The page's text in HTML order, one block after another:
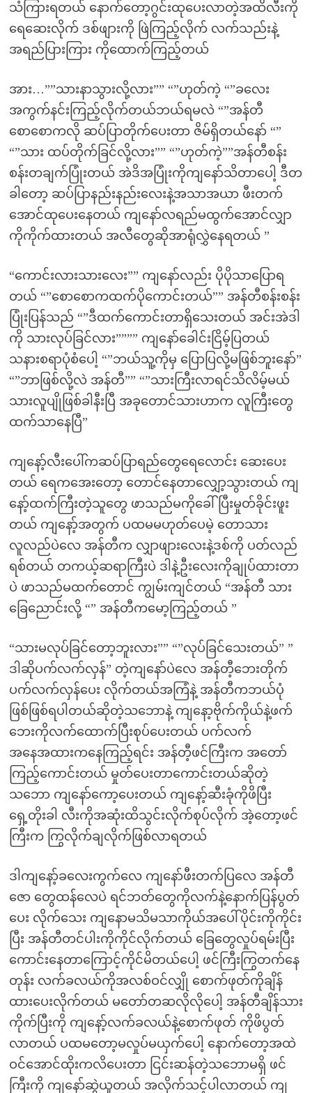
သံကြားရတယ် နောက်တော့ဂွင်းထုပေးလာတဲ့အထိလီးကို
ရေဆေးလိုက် ဒစ်ဖျားကို ဖြဲကြည့်လိုက် လက်သည်းနဲ့
အရည်ပြားကြား ကိုထောက်ကြည့်တယ်
အား…””သားနာသွားလို့လား”” “”ဟုတ်ကဲ့ “”ခလေး
အကွက်နင်းကြည့်လိုက်တယ်ဘယ်ရမလဲ “”အန်တီ
စောစောကလို ဆပ်ပြာတိုက်ပေးတာ ဇိမ်ရှိတယ်နော် “”
“”သား ထပ်တိုက်ခြင်လို့လား”” “”ဟုတ်ကဲ့””အန်တီစန်း
စန်းတချက်ပြုံးတယ် အဲဒိအပြုံးကိုကျနော်သိတာပေါ့ ဒီတ
ခါတော့ ဆပ်ပြာနည်းနည်းလေးနဲ့အသာအယာ ဖီးတက်
အောင်ထုပေးနေတယ် ကျနော်လရည်မထွက်အောင်လျှာ
ကိုကိုက်ထားတယ် အလီတွေဆိုအာရုံလွှဲနေရတယ် ”
“ကောင်းလားသားလေး”” ကျနော်လည်း ပိုပိုသာပြောရ
တယ် “”စောစောကထက်ပိုကောင်းတယ်”” အန်တီစန်းစန်း
ပြုံးပြန်သည် “”ဒီထက်ကောင်းတာရှိသေးတယ် အင်းအဲဒါ
ကို သားလုပ်ခြင်လား”””” ကျနော်ခေါင်းငြိမ့်ပြတယ်
သနားစရာပုံစံပေါ့ “”ဘယ်သူ့ကိုမှ ပြောပြလို့မဖြစ်ဘူးနော်”
“”ဘာဖြစ်လို့လဲ အန်တီ”” “”သားကြီးလာရင်သိလိမ့်မယ်
သားလူပျိုဖြစ်ခါနီးပြီ အခုတောင်သားဟာက လူကြီးတွေ
ထက်သာနေပြီ”
ကျနော့်လီးပေါ်ကဆပ်ပြာရည်တွေရေလောင်း ဆေးပေး
တယ် ရေကအေးတော့ တောင်နေတာလျှော့သွားတယ် ကျ
နော့်ထက်ကြီးတဲ့သူတွေ ဖာသည်မကိုခေါ်ပြီးမှုတ်ခိုင်းဖူး
တယ် ကျနော့်အတွက် ပထမမဟုတ်ပေမဲ့ တောသား
လူလည်ပဲလေ အန်တီက လျှာဖျားလေးနဲ့ဒစ်ကို ပတ်လည်
ရစ်တယ် တကယ့်ဆရာကြီးပဲ ဒါနဲ့ဦးလေးကိုချုပ်ထားတာ
ပဲ ဖာသည်မထက်တောင် ကျွမ်းကျင်တယ် “အန်တီ သား
ခြေညောင်းလို့ “” အန်တီကမော့ကြည့်တယ် ”
“သားမလုပ်ခြင်တော့ဘူးလား”” “”လုပ်ခြင်သေးတယ်” ”
ဒါဆိုပက်လက်လှန်” တဲ့ကျနော်ပဲလေ အန်တီ့ဘေးတိုက်
ပက်လက်လှန်ပေး လိုက်တယ်အကြံနဲ့ အန်တီကဘယ်ပုံ
ဖြစ်ဖြစ်ရပါတယ်ဆိုတဲ့သဘောနဲ့ ကျနော့ဗိုက်ကိုယ်နဲ့ဖက်
ဘေးကိုလက်ထောက်ပြီးစုပ်ပေးတယ် ပက်လက်
အနေအထားကနေကြည့်ရင်း အန်တီ့ဖင်ကြီးက အတော်
ကြည့်ကောင်းတယ် မှုတ်ပေးတာကောင်းတယ်ဆိုတဲ့
သဘော ကျနော်ကော့ပေးတယ် ကျနော့်ဆီးခုံကိုဖိပြီး
ရှေ့တိုးခါ လီးကိုအဆုံးထိသွင်းလိုက်စုပ်လိုက် အဲ့တော့ဖင်
ကြီးက ကြွလိုက်ချလိုက်ဖြစ်လာရတယ်
ဒါကျနော့်ခလေးကွက်လေ ကျနော်ဖီးတက်ပြလေ အန်တီ
ဇော တွေထန်လေပဲ ရင်ဘတ်တွေကိုလက်နဲ့နောက်ပြန်ပွတ်
ပေး လိုက်သေး ကျနောမသိမသာကိုယ်အပေါ်ပိုင်းကိုကိုင်း
ပြီး အန်တီတင်ပါးကိုကိုင်လိုက်တယ် ခြေတွေလှုပ်ရမ်းပြီး
ကောင်းနေတာကြောင့်ကိုင်မိတယ်ပေါ့ ဖင်ကြီးကြွတက်နေ
တုန်း လက်ခလယ်ကိုအလစ်ဝင်လျှို စောက်ဖုတ်ကိုချိန်
ထားပေးလိုက်တယ် မတော်တဆလိုလိုပေါ့ အန်တီချိန်သား
ကိုက်ပြီးကို ကျနော့်လက်ခလယ်နဲ့စောက်ဖုတ် ကိုဖိပွတ်
လာတယ် ပထမတော့မလှုပ်မယှက်ပေါ့ နောက်တော့အထဲ
ဝင်အောင်ထိုးကလိပေးတာ ငြင်းဆန်တဲ့သဘောမရှိ ဖင်
ကြီးကို ကျနော်ဆွဲယူတယ် အလိုက်သင့်ပါလာတယ် ကျ